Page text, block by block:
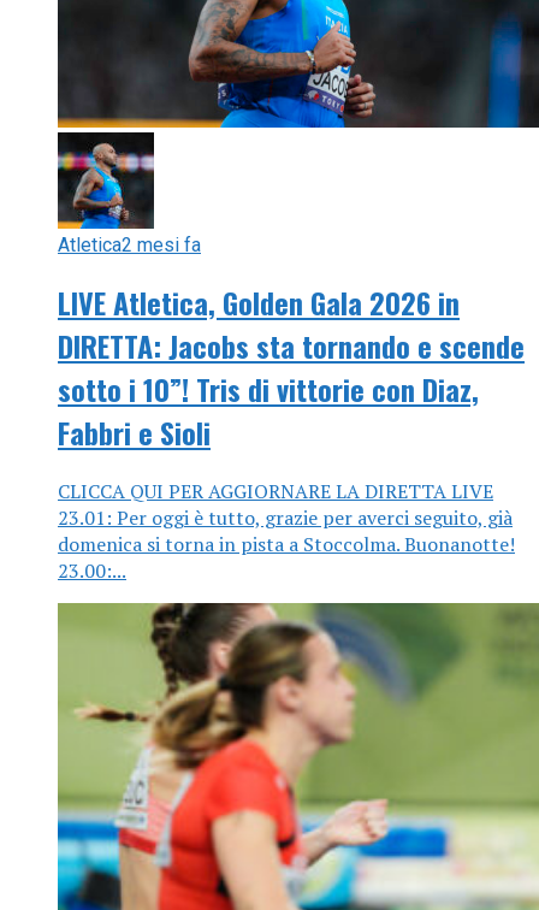
Atletica2 mesi fa
LIVE Atletica, Golden Gala 2026 in
DIRETTA: Jacobs sta tornando e scende
sotto i 10”! Tris di vittorie con Diaz,
Fabbri e Sioli
CLICCA QUI PER AGGIORNARE LA DIRETTA LIVE
23.01: Per oggi è tutto, grazie per averci seguito, già
domenica si torna in pista a Stoccolma. Buonanotte!
23.00:...